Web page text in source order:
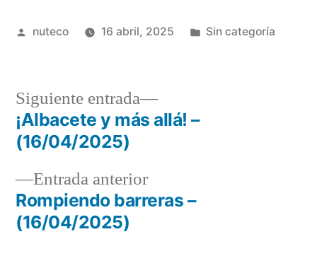
Publicada
nuteco 16 abril, 2025
Publicada
Sin categoría
Navegación
entradas
Entrada anteriorEntrada
anterior:
Rompiendo barreras –
(16/04/2025)
Siguiente entrada
Siguiente
entrada:
¡Albacete y más allá! –
(16/04/2025)